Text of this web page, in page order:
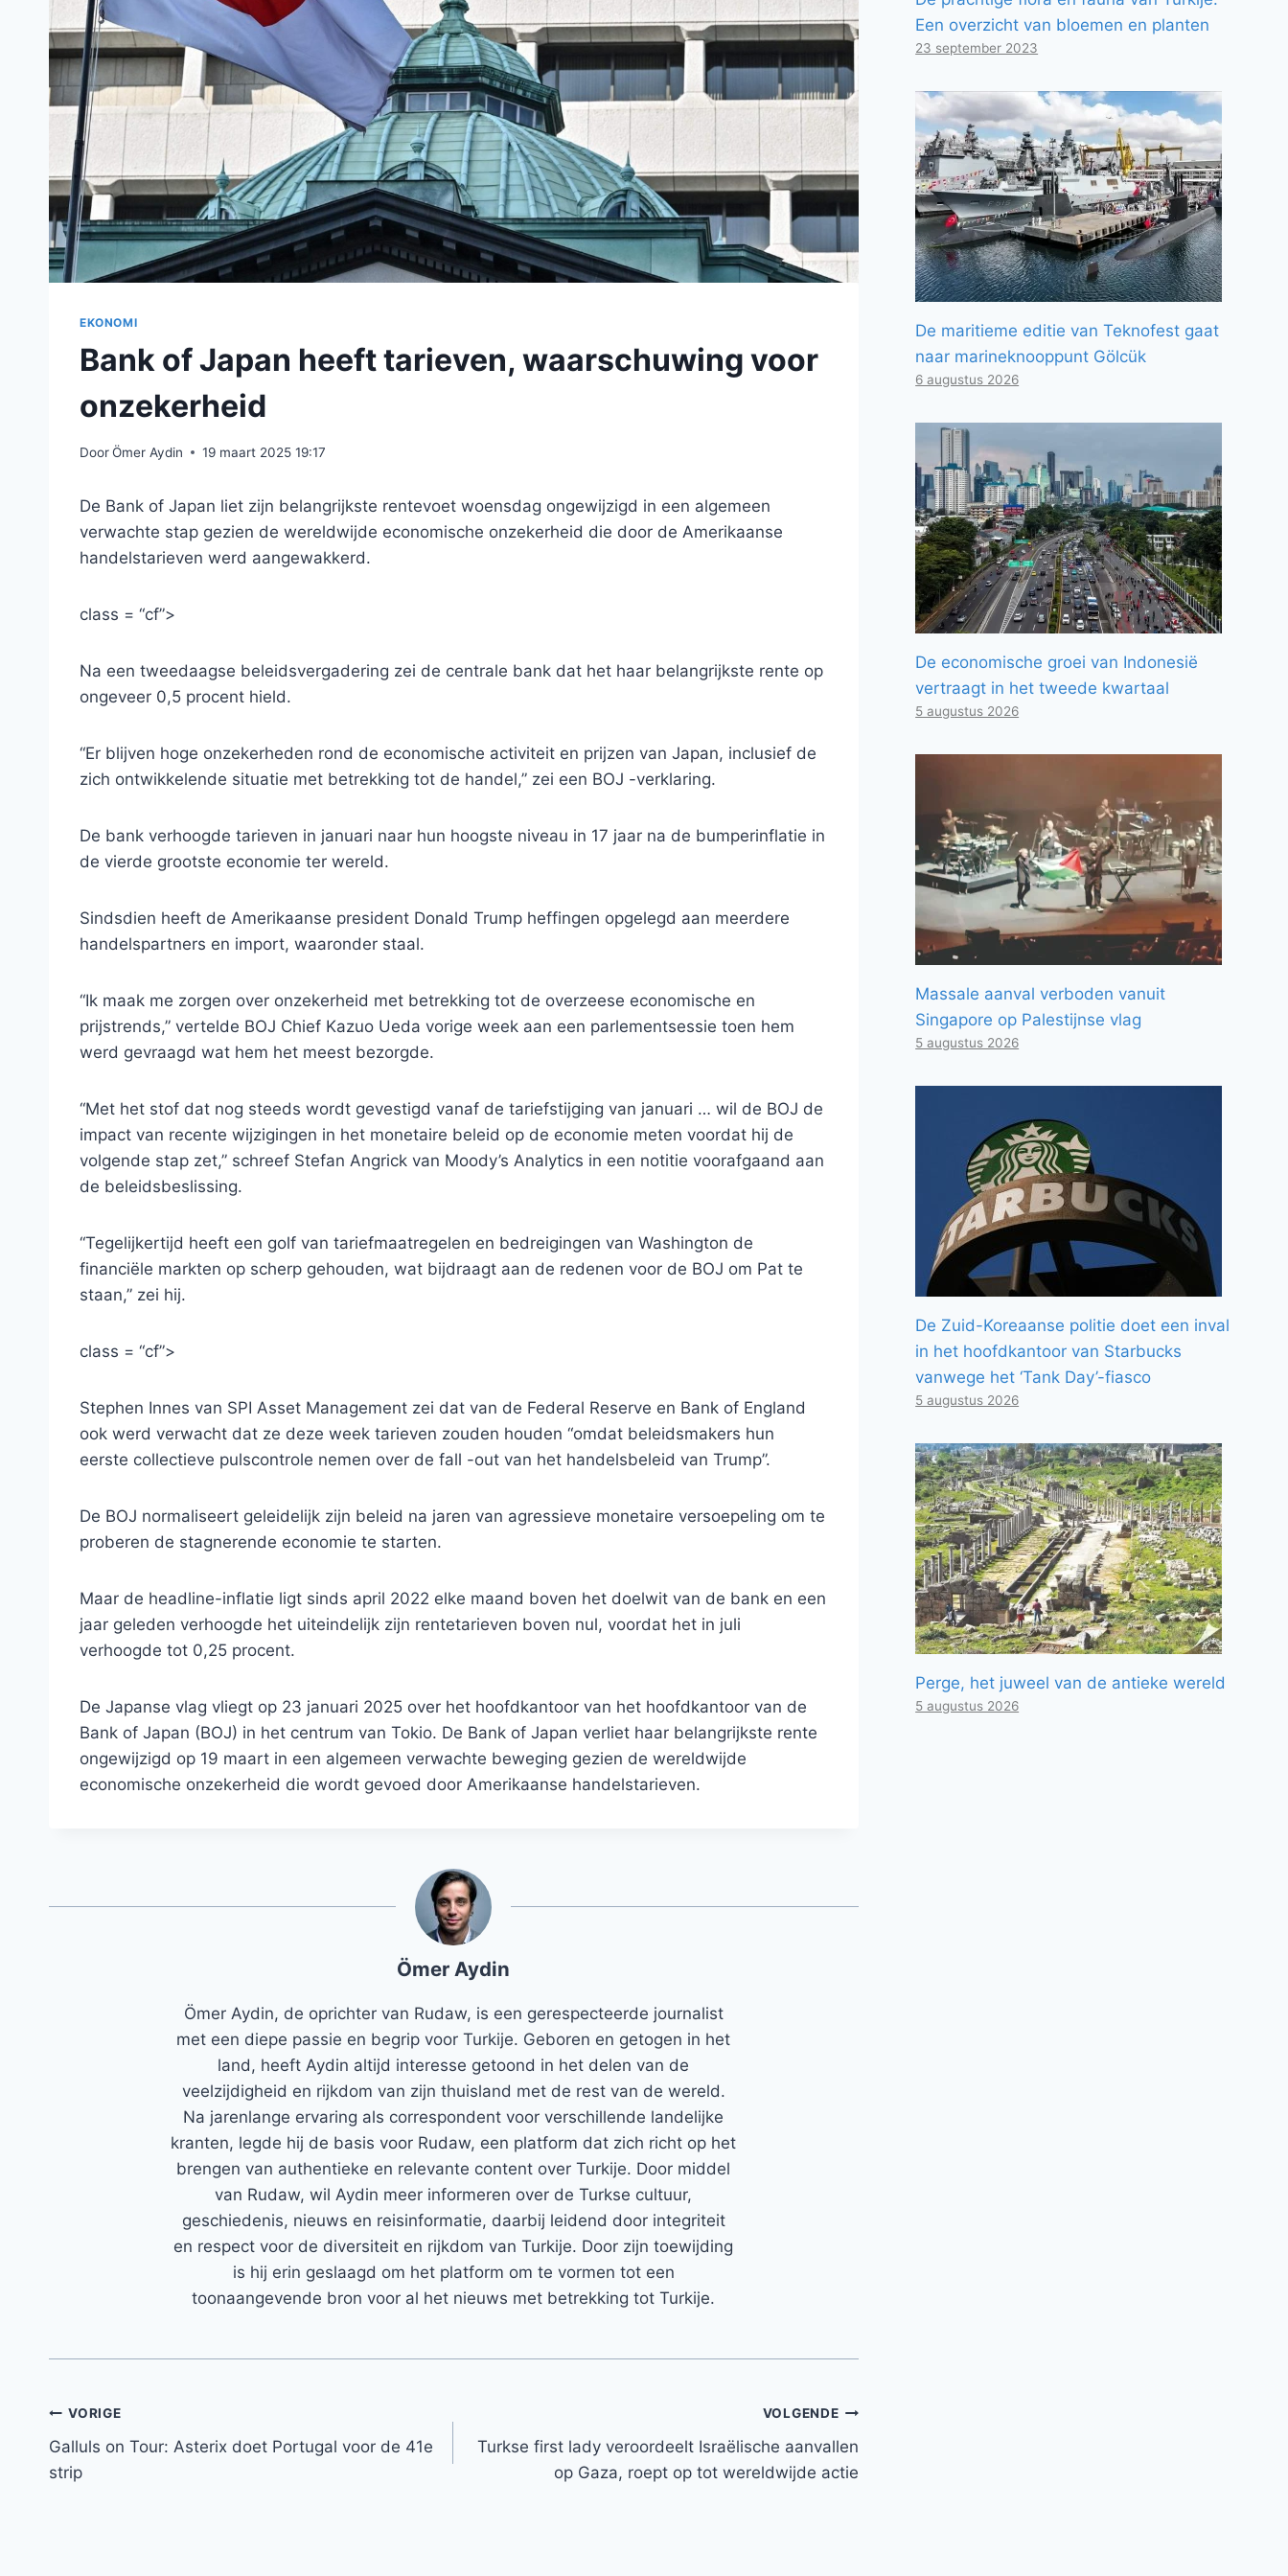
EKONOMI
Bank of Japan heeft tarieven, waarschuwing voor
onzekerheid
DoorÖmer Aydin 19 maart 2025 19:17
De Bank of Japan liet zijn belangrijkste rentevoet woensdag ongewijzigd in een algemeen
verwachte stap gezien de wereldwijde economische onzekerheid die door de Amerikaanse
handelstarieven werd aangewakkerd.
class = “cf”>
Na een tweedaagse beleidsvergadering zei de centrale bank dat het haar belangrijkste rente op
ongeveer 0,5 procent hield.
“Er blijven hoge onzekerheden rond de economische activiteit en prijzen van Japan, inclusief de
zich ontwikkelende situatie met betrekking tot de handel,” zei een BOJ -verklaring.
De bank verhoogde tarieven in januari naar hun hoogste niveau in 17 jaar na de bumperinflatie in
de vierde grootste economie ter wereld.
Sindsdien heeft de Amerikaanse president Donald Trump heffingen opgelegd aan meerdere
handelspartners en import, waaronder staal.
“Ik maak me zorgen over onzekerheid met betrekking tot de overzeese economische en
prijstrends,” vertelde BOJ Chief Kazuo Ueda vorige week aan een parlementsessie toen hem
werd gevraagd wat hem het meest bezorgde.
“Met het stof dat nog steeds wordt gevestigd vanaf de tariefstijging van januari … wil de BOJ de
impact van recente wijzigingen in het monetaire beleid op de economie meten voordat hij de
volgende stap zet,” schreef Stefan Angrick van Moody’s Analytics in een notitie voorafgaand aan
de beleidsbeslissing.
“Tegelijkertijd heeft een golf van tariefmaatregelen en bedreigingen van Washington de
financiële markten op scherp gehouden, wat bijdraagt ​​aan de redenen voor de BOJ om Pat te
staan,” zei hij.
class = “cf”>
Stephen Innes van SPI Asset Management zei dat van de Federal Reserve en Bank of England
ook werd verwacht dat ze deze week tarieven zouden houden “omdat beleidsmakers hun
eerste collectieve pulscontrole nemen over de fall -out van het handelsbeleid van Trump”.
De BOJ normaliseert geleidelijk zijn beleid na jaren van agressieve monetaire versoepeling om te
proberen de stagnerende economie te starten.
Maar de headline-inflatie ligt sinds april 2022 elke maand boven het doelwit van de bank en een
jaar geleden verhoogde het uiteindelijk zijn rentetarieven boven nul, voordat het in juli
verhoogde tot 0,25 procent.
De Japanse vlag vliegt op 23 januari 2025 over het hoofdkantoor van het hoofdkantoor van de
Bank of Japan (BOJ) in het centrum van Tokio. De Bank of Japan verliet haar belangrijkste rente
ongewijzigd op 19 maart in een algemeen verwachte beweging gezien de wereldwijde
economische onzekerheid die wordt gevoed door Amerikaanse handelstarieven.
Ömer Aydin
Ömer Aydin, de oprichter van Rudaw, is een gerespecteerde journalist
met een diepe passie en begrip voor Turkije. Geboren en getogen in het
land, heeft Aydin altijd interesse getoond in het delen van de
veelzijdigheid en rijkdom van zijn thuisland met de rest van de wereld.
Na jarenlange ervaring als correspondent voor verschillende landelijke
kranten, legde hij de basis voor Rudaw, een platform dat zich richt op het
brengen van authentieke en relevante content over Turkije. Door middel
van Rudaw, wil Aydin meer informeren over de Turkse cultuur,
geschiedenis, nieuws en reisinformatie, daarbij leidend door integriteit
en respect voor de diversiteit en rijkdom van Turkije. Door zijn toewijding
is hij erin geslaagd om het platform om te vormen tot een
toonaangevende bron voor al het nieuws met betrekking tot Turkije.
Bericht
navigatie
VORIGE
Galluls on Tour: Asterix doet Portugal voor de 41e
strip
VOLGENDE
Turkse first lady veroordeelt Israëlische aanvallen
op Gaza, roept op tot wereldwijde actie
Een overzicht van bloemen en planten
23 september 2023
De maritieme editie van Teknofest gaat
naar marineknooppunt Gölcük
6 augustus 2026
De economische groei van Indonesië
vertraagt ​​in het tweede kwartaal
5 augustus 2026
Massale aanval verboden vanuit
Singapore op Palestijnse vlag
5 augustus 2026
De Zuid-Koreaanse politie doet een inval
in het hoofdkantoor van Starbucks
vanwege het ‘Tank Day’-fiasco
5 augustus 2026
Perge, het juweel van de antieke wereld
5 augustus 2026